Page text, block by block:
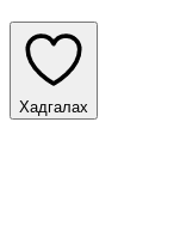
Хадгалах